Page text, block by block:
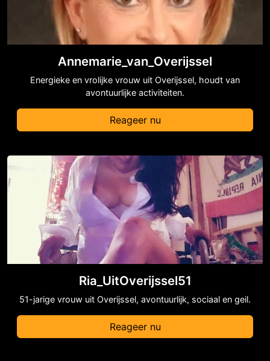
Annemarie_van_Overijssel
Energieke en vrolijke vrouw uit Overijssel, houdt van
avontuurlijke activiteiten.
Reageer nu
Ria_UitOverijssel51
51-jarige vrouw uit Overijssel, avontuurlijk, sociaal en geil.
Reageer nu